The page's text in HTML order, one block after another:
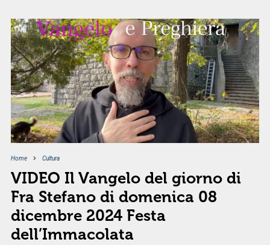
Home Cultura
VIDEO Il Vangelo del giorno di
Fra Stefano di domenica 08
dicembre 2024 Festa
dell’Immacolata